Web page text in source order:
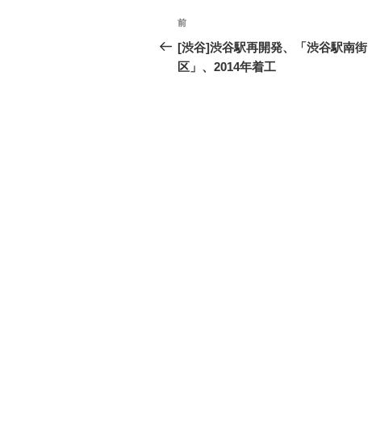
投
稿
ナ
過
去
の
前
[渋谷]渋谷駅再開発、「渋谷駅南街
区」、2014年着工